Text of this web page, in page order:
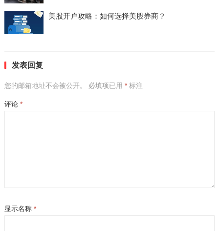
美股开户攻略：如何选择美股券商？
发表回复
您的邮箱地址不会被公开。 必填项已用 *标注
评论 *
显示名称 *